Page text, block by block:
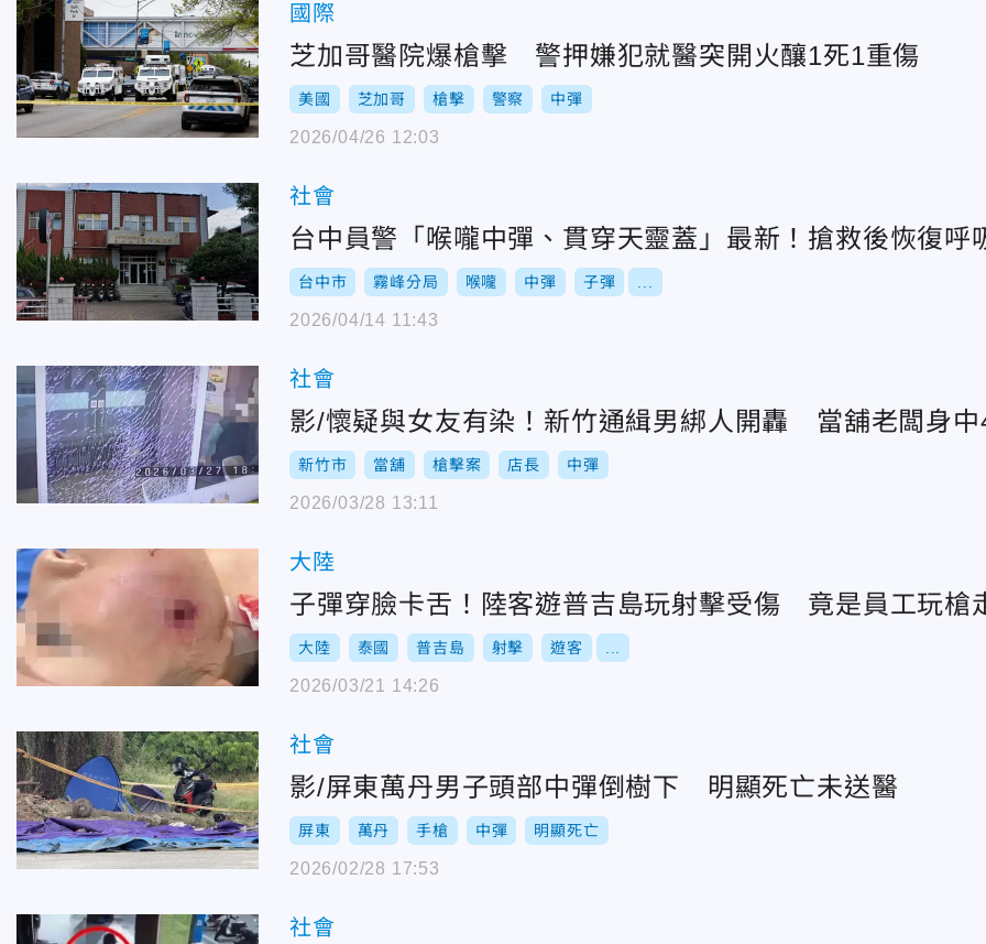
國際
芝加哥醫院爆槍擊 警押嫌犯就醫突開火釀1死1重傷
美國 芝加哥 槍擊 警察 中彈
2026/04/26 12:03
社會
台中員警「喉嚨中彈、貫穿天靈蓋」最新！搶救後恢復呼
台中市 霧峰分局 喉嚨 中彈 子彈
2026/04/14 11:43
社會
影/懷疑與女友有染！新竹通緝男綁人開轟 當舖老闆身中
新竹市 當舖 槍擊案 店長 中彈
2026/03/28 13:11
大陸
子彈穿臉卡舌！陸客遊普吉島玩射擊受傷 竟是員工玩槍
大陸 泰國 普吉島 射擊 遊客
2026/03/21 14:26
社會
影/屏東萬丹男子頭部中彈倒樹下 明顯死亡未送醫
屏東 萬丹 手槍 中彈 明顯死亡
2026/02/28 17:53
社會